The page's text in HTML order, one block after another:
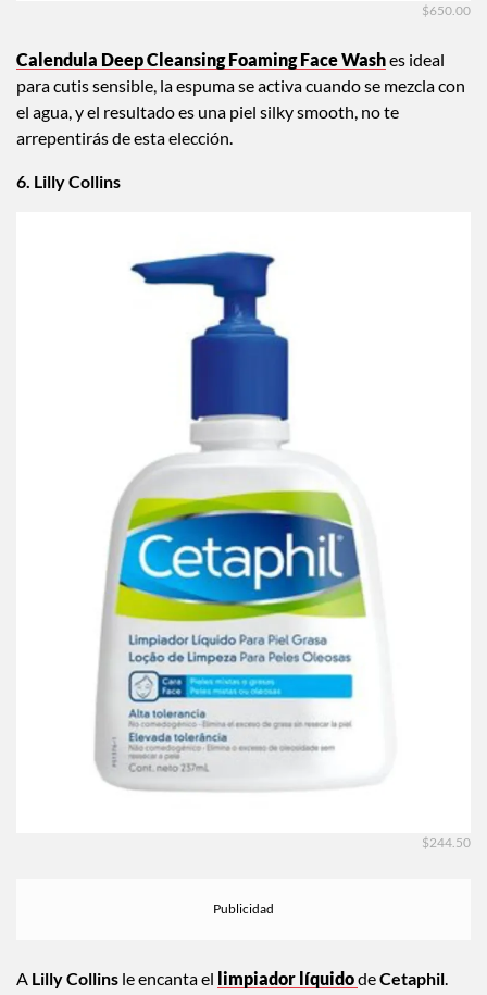
$650.00
Calendula Deep Cleansing Foaming Face Washes ideal
para cutis sensible, la espuma se activa cuando se mezcla con
el agua, y el resultado es una piel silky smooth, no te
arrepentirás de esta elección.
6. Lilly Collins
$244.50
A Lilly Collins le encanta el limpiador líquidodeCetaphil.